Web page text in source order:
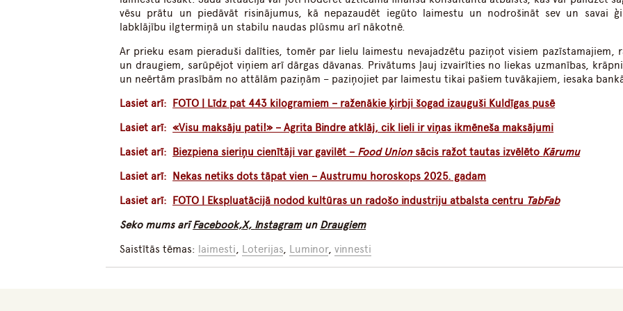
vēsu prātu un piedāvāt risinājumus, kā nepazaudēt iegūto laimestu un nodrošināt sev un savai
labklājību ilgtermiņā un stabilu naudas plūsmu arī nākotnē.
Ar prieku esam pieraduši dalīties, tomēr par lielu laimestu nevajadzētu paziņot visiem pazīstamajiem,
un draugiem, sarūpējot viņiem arī dārgas dāvanas. Privātums ļauj izvairīties no liekas uzmanības,
un neērtām prasībām no attālām paziņām – paziņojiet par laimestu tikai pašiem tuvākajiem, iesaka
Lasiet arī:
FOTO | Līdz pat 443 kilogramiem – raženākie ķirbji šogad izauguši Kuldīgas pusē
Lasiet arī:«Visu maksāju pati!» – Agrita Bindre atklāj, cik lieli ir viņas ikmēneša maksājumi
Lasiet arī:
Biezpiena sieriņu cienītāji var gavilēt – Food Unionsācis ražot tautas izvēlēto Kārumu
Lasiet arī:
Nekas netiks dots tāpat vien – Austrumu horoskops 2025. gadam
Lasiet arī:
FOTO | Ekspluatācijā nodod kultūras un radošo industriju atbalsta centru TabFab
Seko mums arīFacebook,X, Instagramun Draugiem
Saistītās tēmas:
laimesti, Loterijas, Luminor,vinnesti